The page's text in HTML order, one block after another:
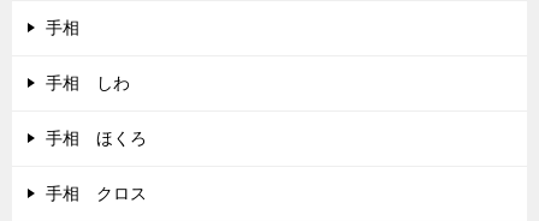
手相
手相 しわ
手相 ほくろ
手相 クロス